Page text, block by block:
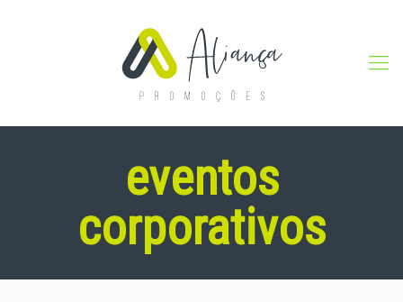
eventos
corporativos